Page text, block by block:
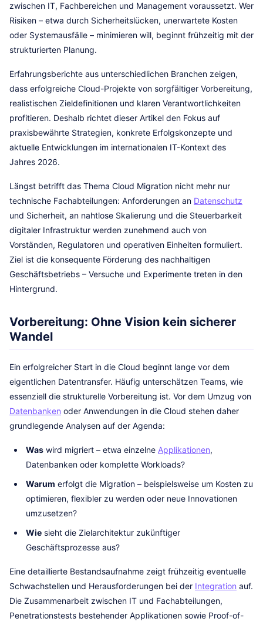
zwischen IT, Fachbereichen und Management voraussetzt. Wer
Risiken – etwa durch Sicherheitslücken, unerwartete Kosten
oder Systemausfälle – minimieren will, beginnt frühzeitig mit der
strukturierten Planung.
Erfahrungsberichte aus unterschiedlichen Branchen zeigen,
dass erfolgreiche Cloud-Projekte von sorgfältiger Vorbereitung,
realistischen Zieldefinitionen und klaren Verantwortlichkeiten
profitieren. Deshalb richtet dieser Artikel den Fokus auf
praxisbewährte Strategien, konkrete Erfolgskonzepte und
aktuelle Entwicklungen im internationalen IT-Kontext des
Jahres 2026.
Längst betrifft das Thema Cloud Migration nicht mehr nur
technische Fachabteilungen: Anforderungen an Datenschutz
und Sicherheit, an nahtlose Skalierung und die Steuerbarkeit
digitaler Infrastruktur werden zunehmend auch von
Vorständen, Regulatoren und operativen Einheiten formuliert.
Ziel ist die konsequente Förderung des nachhaltigen
Geschäftsbetriebs – Versuche und Experimente treten in den
Hintergrund.
Vorbereitung: Ohne Vision kein sicherer
Wandel
Ein erfolgreicher Start in die Cloud beginnt lange vor dem
eigentlichen Datentransfer. Häufig unterschätzen Teams, wie
essenziell die strukturelle Vorbereitung ist. Vor dem Umzug von
Datenbanken oder Anwendungen in die Cloud stehen daher
grundlegende Analysen auf der Agenda:
Was wird migriert – etwa einzelne Applikationen,
Datenbanken oder komplette Workloads?
Warum erfolgt die Migration – beispielsweise um Kosten zu
optimieren, flexibler zu werden oder neue Innovationen
umzusetzen?
Wie sieht die Zielarchitektur zukünftiger
Geschäftsprozesse aus?
Eine detaillierte Bestandsaufnahme zeigt frühzeitig eventuelle
Schwachstellen und Herausforderungen bei der Integration auf.
Die Zusammenarbeit zwischen IT und Fachabteilungen,
Penetrationstests bestehender Applikationen sowie Proof-of-